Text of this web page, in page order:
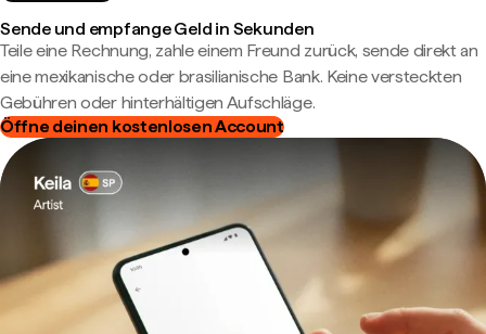
Sende und empfange Geld in Sekunden
Teile eine Rechnung, zahle einem Freund zurück, sende direkt an
eine mexikanische oder brasilianische Bank. Keine versteckten
Gebühren oder hinterhältigen Aufschläge.
Öffne deinen kostenlosen Account